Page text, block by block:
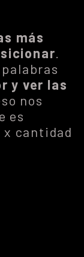
más
y ver las
nos
es
x cantidad